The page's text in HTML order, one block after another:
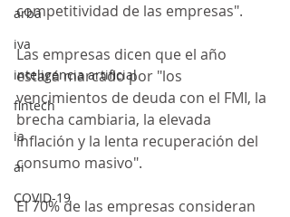
arba
iva
inteligencia artificial
fintech
ia
ai
COVID-19
competitividad de las empresas".
Las empresas dicen que el año
estará marcado por "los
vencimientos de deuda con el FMI, la
brecha cambiaria, la elevada
inflación y la lenta recuperación del
consumo masivo".
El 70% de las empresas consideran